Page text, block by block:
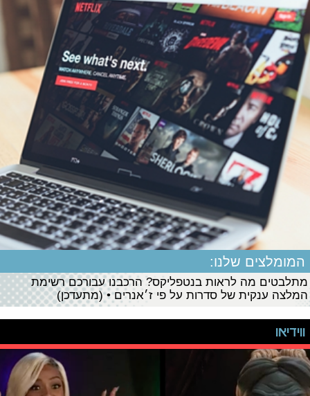
המומלצים שלנו:
מתלבטים מה לראות בנטפליקס? הרכבנו עבורכם רשימת
המלצה ענקית של סדרות על פי ז׳אנרים • (מתעדכן)
ווידיאו